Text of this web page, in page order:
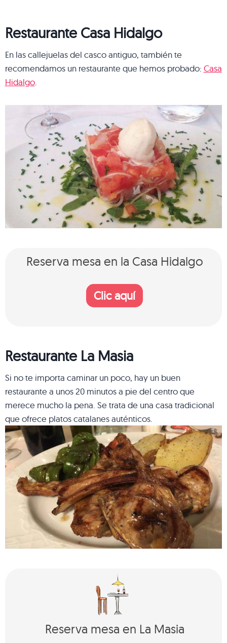
Restaurante Casa Hidalgo
En las callejuelas del casco antiguo, también te
recomendamos un restaurante que hemos probado: Casa
Hidalgo.
Reserva mesa en la Casa Hidalgo
Clic aquí
Restaurante La Masia
Si no te importa caminar un poco, hay un buen
restaurante a unos 20 minutos a pie del centro que
merece mucho la pena. Se trata de una casa tradicional
que ofrece platos catalanes auténticos.
Reserva mesa en La Masia